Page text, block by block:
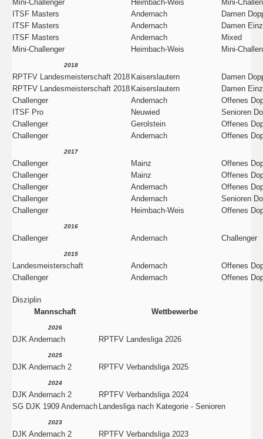
Mini-Challenger
Heimbach-Weis
Mini-
ITSF Masters
Andernach
Damen
ITSF Masters
Andernach
Damen
ITSF Masters
Andernach
Mixed
Mini-Challenger
Heimbach-Weis Mini-
2018
RPTFV Landesmeisterschaft 2018 Kaiserslautern
Damen
RPTFV Landesmeisterschaft 2018 Kaiserslautern
Damen
Challenger
Andernach
Offenes
ITSF Pro
Neuwied
Senioren
Challenger
Gerolstein
Offenes
Challenger
Andernach Offenes
2017
Challenger Mainz
Offenes
Challenger
Mainz
Offenes
Challenger
Andernach
Offenes
Challenger
Andernach
Senioren
Challenger
Heimbach-Weis Offenes
2016
Challenger Andernach Challenger
2015
Landesmeisterschaft Andernach
Offenes
Challenger
Andernach Offenes
Disziplin
Mannschaft
Wettbewerbe
2026
DJK Andernach RPTFV Landesliga 2026
2025
DJK Andernach 2 RPTFV Verbandsliga 2025
2024
DJK Andernach 2
RPTFV Verbandsliga 2024
SG DJK 1909 Andernach Landesliga nach Kategorie - Senioren
2023
DJK Andernach 2 RPTFV Verbandsliga 2023